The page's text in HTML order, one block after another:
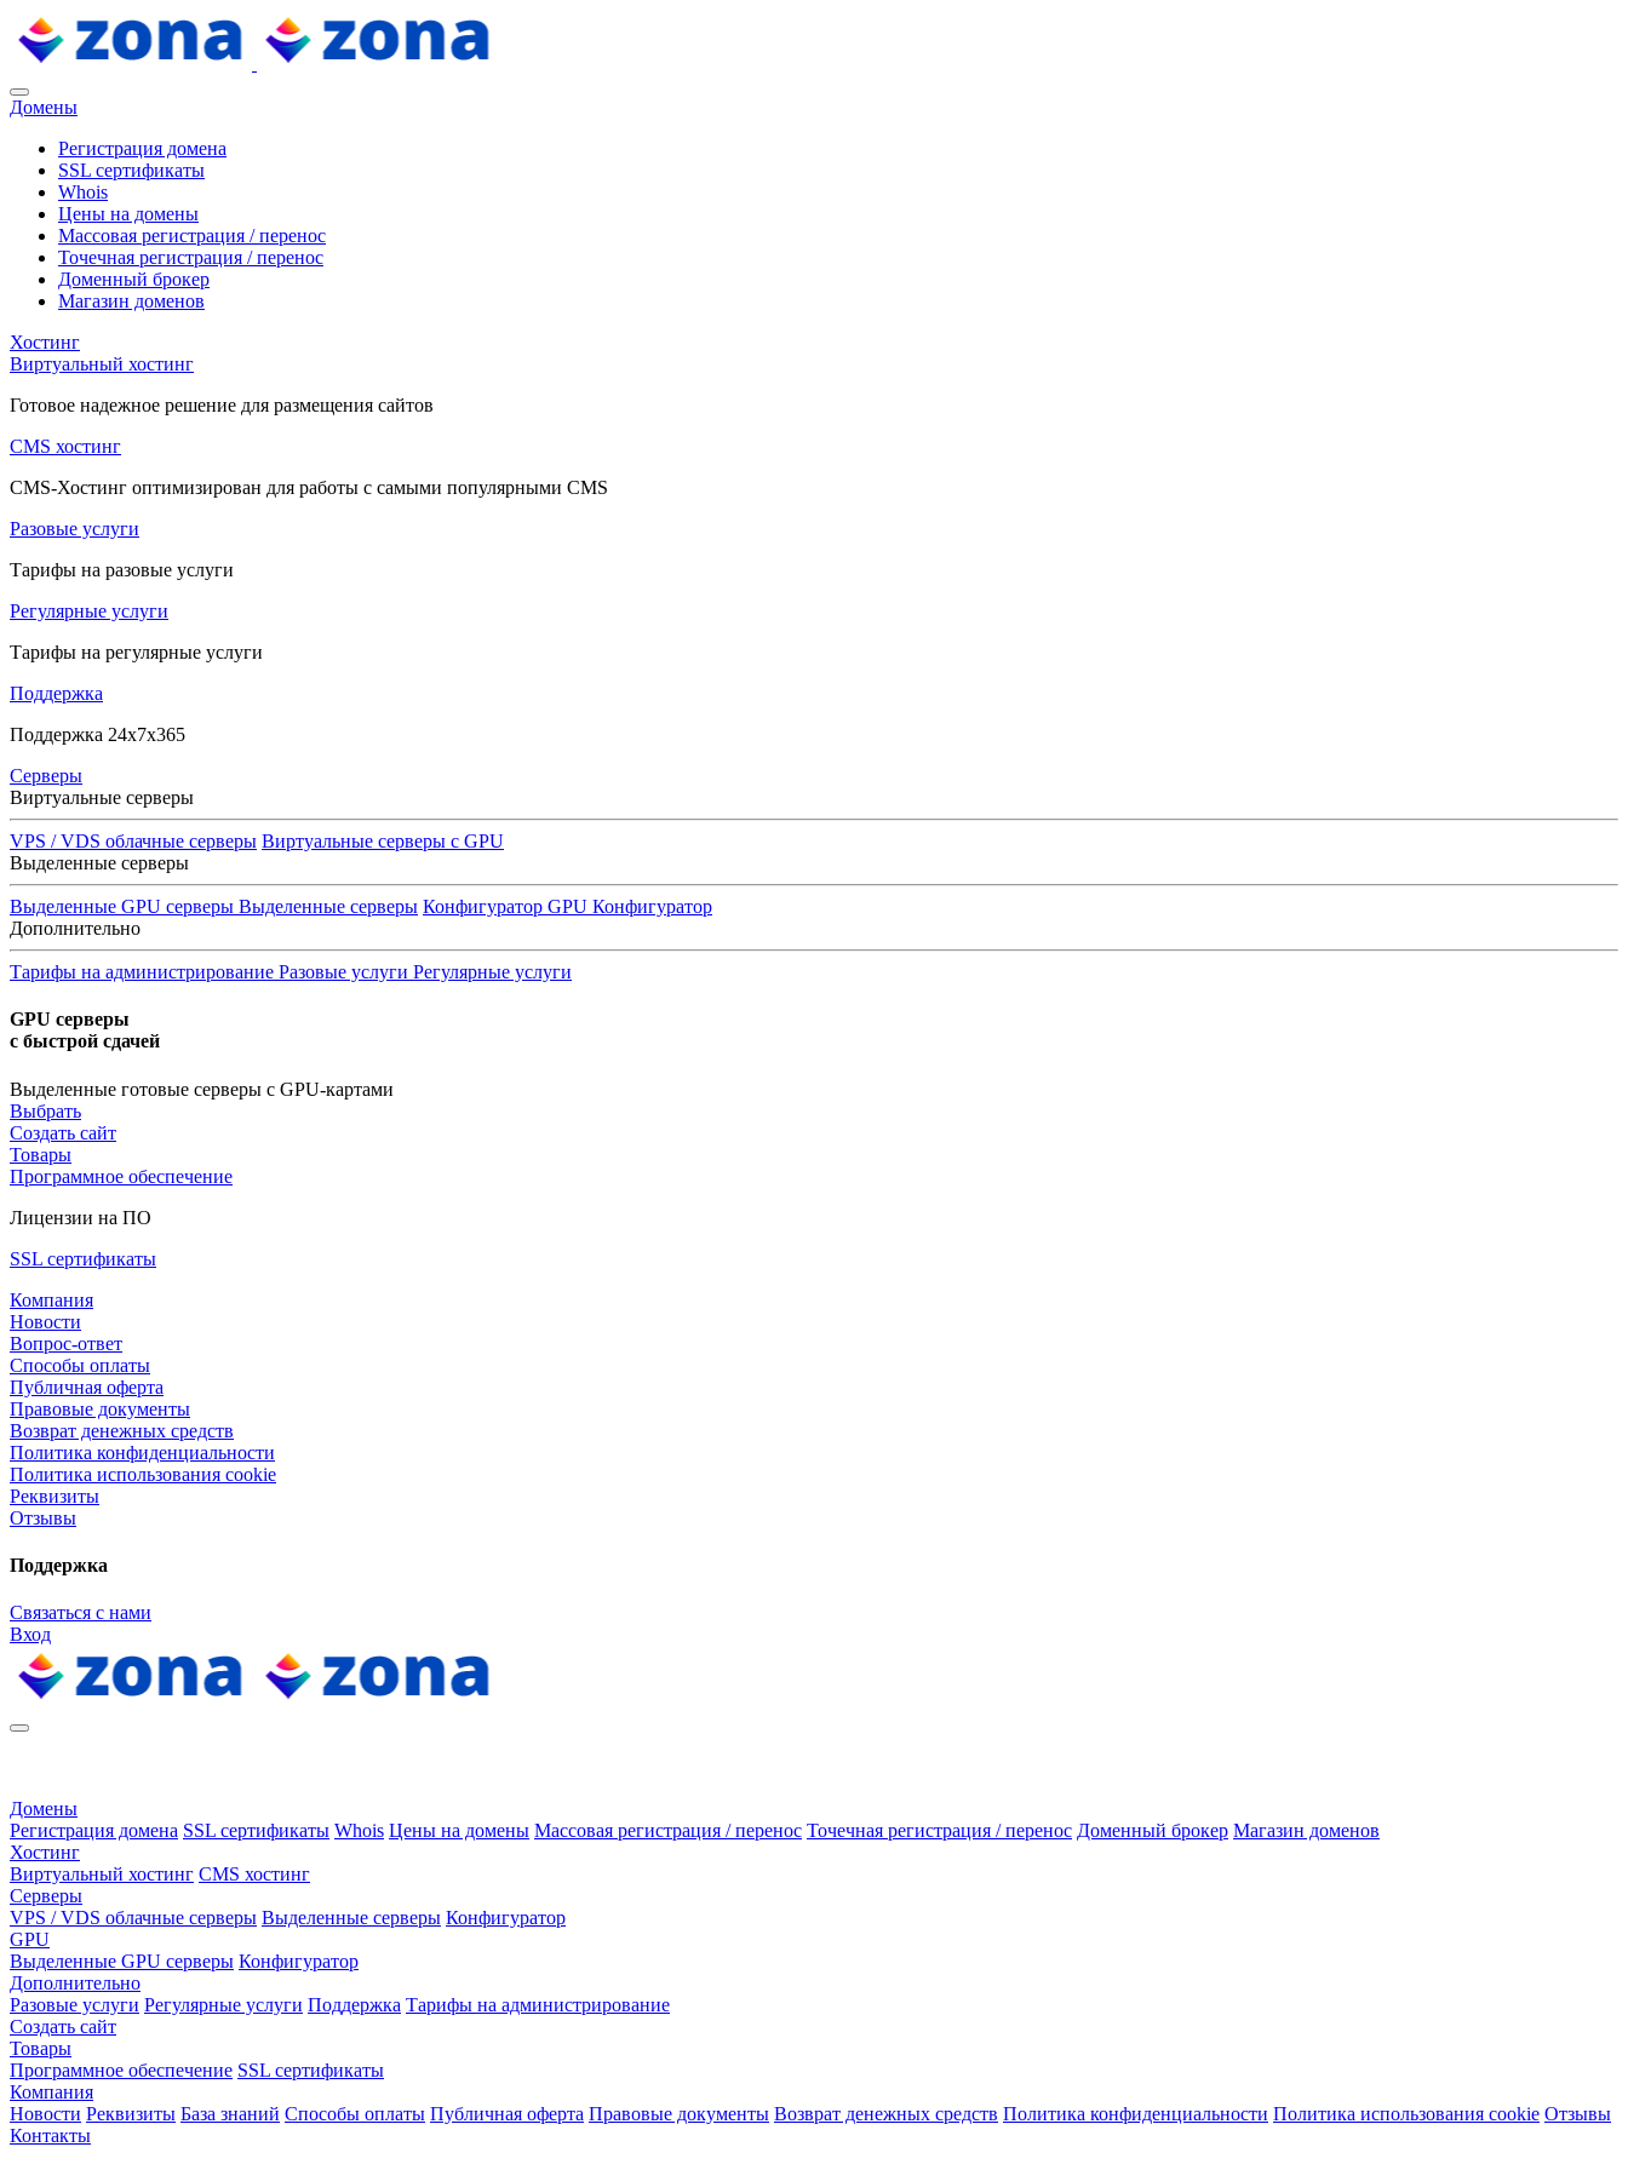
Домены
Регистрация домена
SSL сертификаты
Whois
Цены на домены
Массовая регистрация / перенос
Точечная регистрация / перенос
Доменный брокер
Магазин доменов
Хостинг
Виртуальный хостинг
Готовое надежное решение для размещения сайтов
CMS хостинг
CMS-Хостинг оптимизирован для работы с самыми популярными CMS
Разовые услуги
Тарифы на разовые услуги
Регулярные услуги
Тарифы на регулярные услуги
Поддержка
Поддержка 24x7x365
Серверы
Виртуальные серверы
VPS / VDS облачные серверы Виртуальные серверы с GPU
Выделенные серверы
Выделенные GPU серверы Выделенные серверы Конфигуратор GPU Конфигуратор
Дополнительно
Тарифы на администрирование Разовые услуги Регулярные услуги
GPU серверы
с быстрой сдачей
Выделенные готовые серверы с GPU-картами
Выбрать
Создать сайт
Товары
Программное обеспечение
Лицензии на ПО
SSL сертификаты
Компания
Новости
Вопрос-ответ
Способы оплаты
Публичная оферта
Правовые документы
Возврат денежных средств
Политика конфиденциальности
Политика использования cookie
Реквизиты
Отзывы
Поддержка
Связаться с нами
Вход
Домены
Регистрация домена SSL сертификаты Whois Цены на домены Массовая регистрация / перенос Точечная регистрация / перенос Доменный брокер Магазин доменов
Хостинг
Виртуальный хостинг CMS хостинг
Серверы
VPS / VDS облачные серверы Выделенные серверы Конфигуратор
GPU
Выделенные GPU серверы Конфигуратор
Дополнительно
Разовые услуги Регулярные услуги Поддержка Тарифы на администрирование
Создать сайт
Товары
Программное обеспечение SSL сертификаты
Компания
Новости Реквизиты База знаний Способы оплаты Публичная оферта Правовые документы Возврат денежных средств Политика конфиденциальности Политика использования cookie Отзывы
Контакты